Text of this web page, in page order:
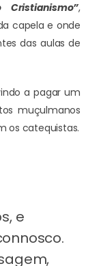
,
capela e onde
das aulas de
a pagar um
muçulmanos
os catequistas.
e